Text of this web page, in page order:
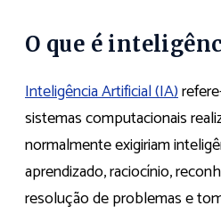
O que é
Inteligência Artificial (IA)
sistemas computacionais
normalmente exigiriam
aprendizado, raciocínio,
resolução de problemas e